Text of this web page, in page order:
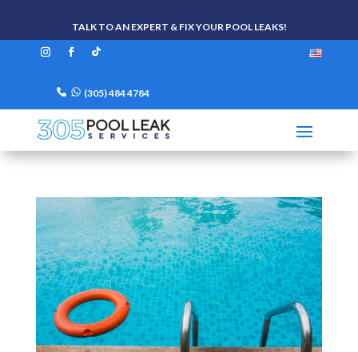
TALK TO AN EXPERT & FIX YOUR POOL LEAKS!
(305) 484 4784